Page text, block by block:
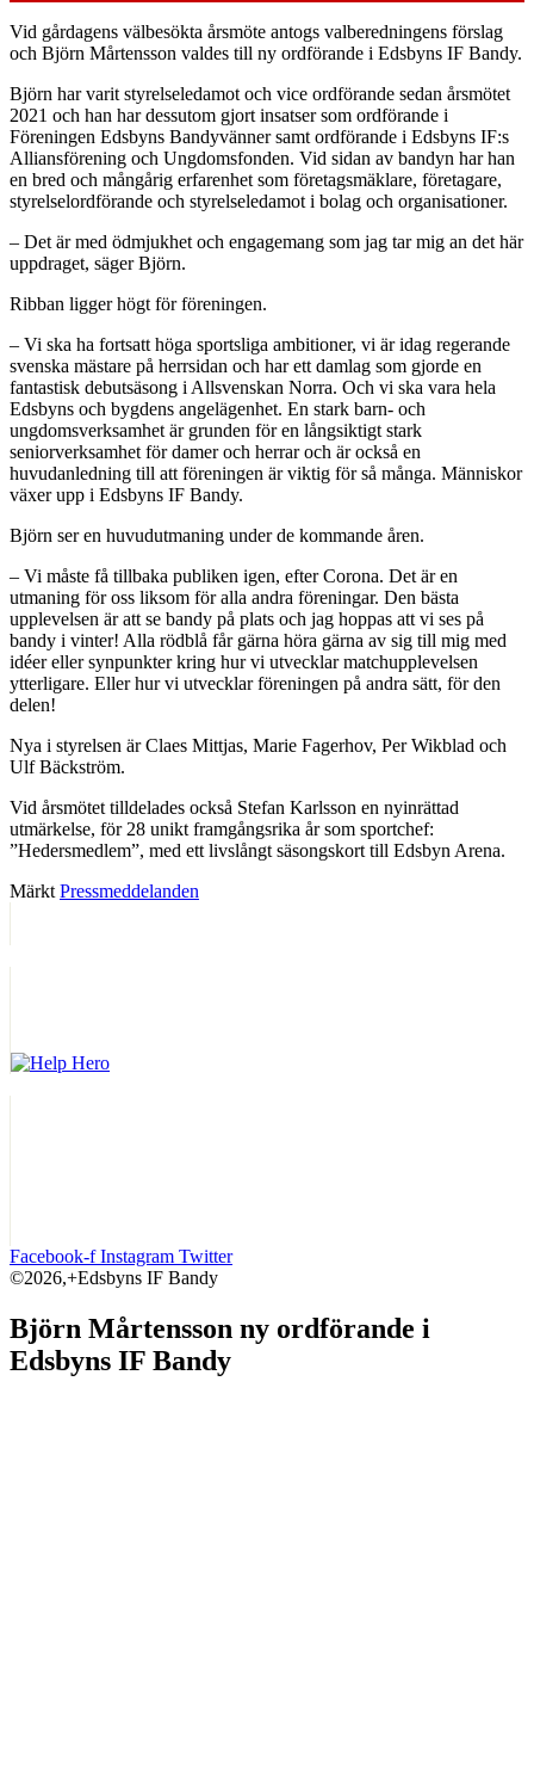
Vid gårdagens välbesökta årsmöte antogs valberedningens förslag
och Björn Mårtensson valdes till ny ordförande i Edsbyns IF Bandy.
Björn har varit styrelseledamot och vice ordförande sedan årsmötet
2021 och han har dessutom gjort insatser som ordförande i
Föreningen Edsbyns Bandyvänner samt ordförande i Edsbyns IF:s
Alliansförening och Ungdomsfonden. Vid sidan av bandyn har han
en bred och mångårig erfarenhet som företagsmäklare, företagare,
styrelselordförande och styrelseledamot i bolag och organisationer.
– Det är med ödmjukhet och engagemang som jag tar mig an det här
uppdraget, säger Björn.
Ribban ligger högt för föreningen.
– Vi ska ha fortsatt höga sportsliga ambitioner, vi är idag regerande
svenska mästare på herrsidan och har ett damlag som gjorde en
fantastisk debutsäsong i Allsvenskan Norra. Och vi ska vara hela
Edsbyns och bygdens angelägenhet. En stark barn- och
ungdomsverksamhet är grunden för en långsiktigt stark
seniorverksamhet för damer och herrar och är också en
huvudanledning till att föreningen är viktig för så många. Människor
växer upp i Edsbyns IF Bandy.
Björn ser en huvudutmaning under de kommande åren.
– Vi måste få tillbaka publiken igen, efter Corona. Det är en
utmaning för oss liksom för alla andra föreningar. Den bästa
upplevelsen är att se bandy på plats och jag hoppas att vi ses på
bandy i vinter! Alla rödblå får gärna höra gärna av sig till mig med
idéer eller synpunkter kring hur vi utvecklar matchupplevelsen
ytterligare. Eller hur vi utvecklar föreningen på andra sätt, för den
delen!
Nya i styrelsen är Claes Mittjas, Marie Fagerhov, Per Wikblad och
Ulf Bäckström.
Vid årsmötet tilldelades också Stefan Karlsson en nyinrättad
utmärkelse, för 28 unikt framgångsrika år som sportchef:
”Hedersmedlem”, med ett livslångt säsongskort till Edsbyn Arena.
Märkt Pressmeddelanden
Facebook-f Instagram Twitter
©2026,+Edsbyns IF Bandy
Björn Mårtensson ny ordförande i
Edsbyns IF Bandy